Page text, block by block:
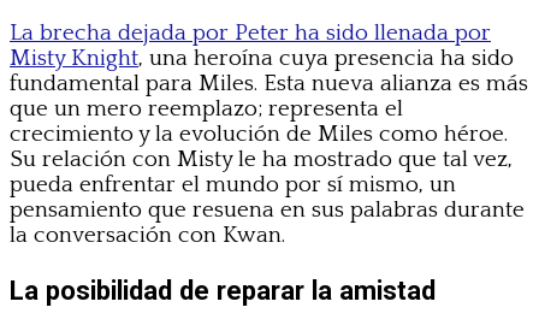
La brecha dejada por Peter ha sido llenada por
Misty Knight, una heroína cuya presencia ha sido
fundamental para Miles. Esta nueva alianza es más
que un mero reemplazo; representa el
crecimiento y la evolución de Miles como héroe.
Su relación con Misty le ha mostrado que tal vez,
pueda enfrentar el mundo por sí mismo, un
pensamiento que resuena en sus palabras durante
la conversación con Kwan.
La posibilidad de reparar la amistad